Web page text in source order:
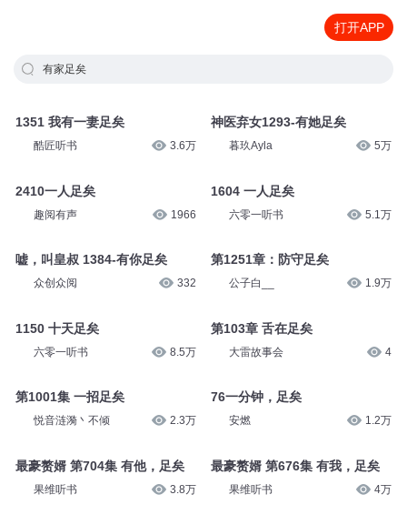
打开APP
有家足矣
1351 我有一妻足矣
酷匠听书 3.6万
2410一人足矣
趣阅有声 1966
嘘，叫皇叔 1384-有你足矣
众创众阅 332
1150 十天足矣
六零一听书 8.5万
第1001集 一招足矣
悦音涟漪丶不倾 2.3万
最豪赘婿 第704集 有他，足矣
果维听书 3.8万
神医弃女1293-有她足矣
暮玖Ayla 5万
1604 一人足矣
六零一听书 5.1万
第1251章：防守足矣
公子白__ 1.9万
第103章 舌在足矣
大雷故事会 4
76一分钟，足矣
安燃 1.2万
最豪赘婿 第676集 有我，足矣
果维听书 4万